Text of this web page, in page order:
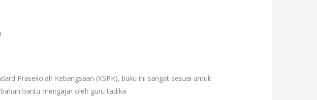
Prasekolah Kebangsaan (KSPK), buku ini sangat sesuai untuk
bantu mengajar oleh guru tadika.